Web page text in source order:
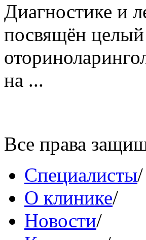
Диагностике и
посвящён
на ...
Все права
Специалисты/
О клинике/
Новости/